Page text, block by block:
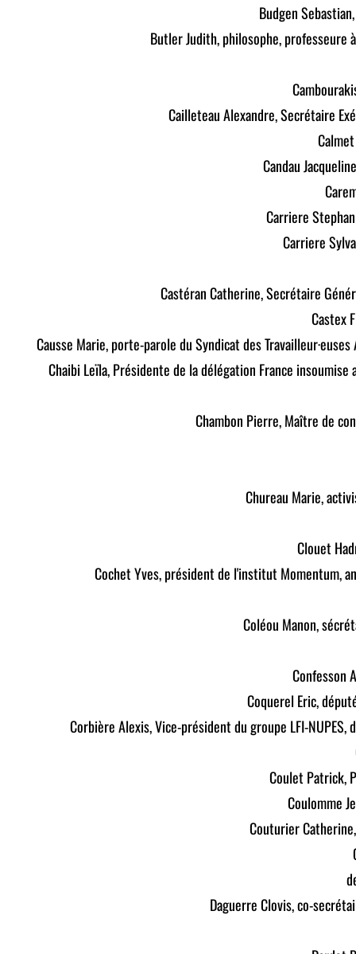
Budgen
Butler Judith, philosophe, professeure
Cailleteau Alexandre, Secrétaire
Candau
Carriere
Carriere
Castéran Catherine, Secrétaire
Castex
Causse Marie, porte-parole du Syndicat des
Chaibi Leïla, Présidente de la délégation France
Chambon Pierre, Maître de
Chureau Marie,
Clouet
Cochet Yves, président de l'institut Momentum,
Coléou Manon,
Confesson
Coquerel Eric,
Corbière Alexis, Vice-président du groupe LFI-NUPES,
Coulet Patrick,
Coulomme
Couturier
Daguerre Clovis, co-